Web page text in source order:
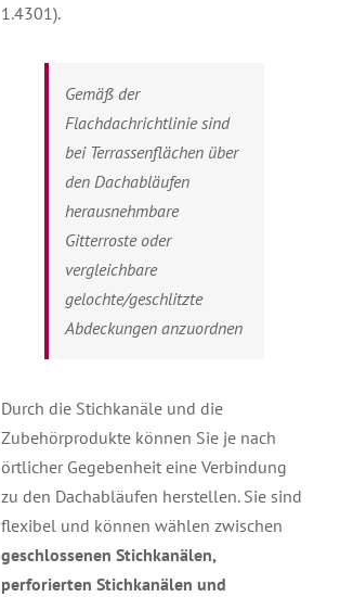
1.4301).
Gemäß der
Flachdachrichtlinie sind
bei Terrassenflächen über
den Dachabläufen
herausnehmbare
Gitterroste oder
vergleichbare
gelochte/geschlitzte
Abdeckungen anzuordnen
Durch die Stichkanäle und die
Zubehörprodukte können Sie je nach
örtlicher Gegebenheit eine Verbindung
zu den Dachabläufen herstellen. Sie sind
flexibel und können wählen zwischen
geschlossenen Stichkanälen,
perforierten Stichkanälen und